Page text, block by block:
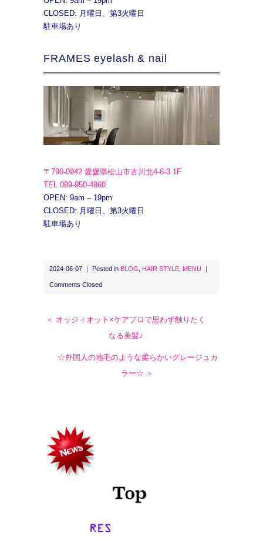
CLOSED: 月曜日、第3火曜日
駐車場あり
FRAMES eyelash & nail
〒790-0942 愛媛県松山市古川北4-6-3 1F
TEL.089-950-4860
OPEN: 9am – 19pm
CLOSED: 月曜日、第3火曜日
駐車場あり
2024-06-07 ｜ Posted in BLOG HAIR STYLE MENU
Comments Closed
＜ オッジィオット×ケアプロで思わず触りたく
なる美髪♪
☆外国人の地毛のような柔らかいグレージュカ
ラー☆ ＞